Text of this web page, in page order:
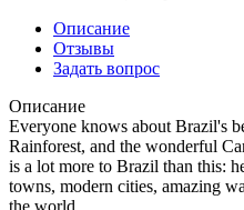
Описание
Отзывы
Задать вопрос
Описание
Everyone knows about Brazil's
Rainforest, and the wonderful
is a lot more to Brazil than this:
towns, modern cities, amazing
the world.